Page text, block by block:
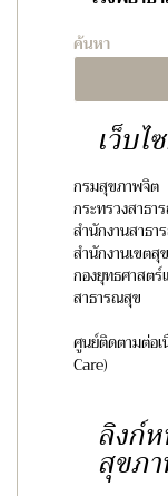
ค้นหา
เว็บ
กรมสุขภาพจิต
กระทรวงสาธา
สำนักงานสาธ
สำนักงานเขต
กองยุทธศาสต
สาธารณสุข
ศูนย์ติดตามต่อเ
Care)
ลิงก์
สุขภ